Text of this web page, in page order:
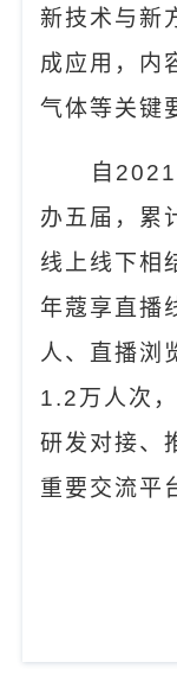
新技术与新
成应用，内
气体等关键
自 2021
办五届，累
线上线下相
年蔻享直播
人、直播浏
1.2万人次
研发对接、
重要交流平